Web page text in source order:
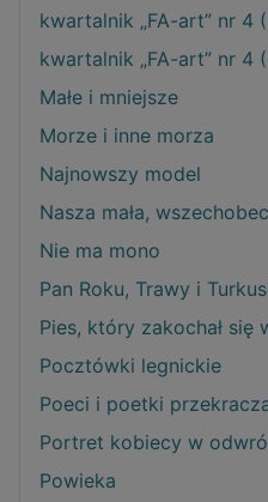
kwartalnik „FA-art” nr 4
kwartalnik „FA-art” nr 4
Małe i mniejsze
Morze i inne morza
Najnowszy model
Nasza mała,
Nie ma mono
Pan Roku, Trawy i
Pies, który zakochał się
Pocztówki legnickie
Poeci i poetki
Portret kobiecy w
Powieka